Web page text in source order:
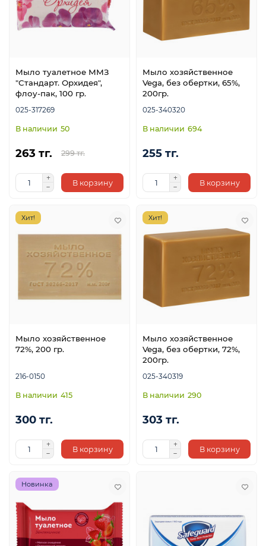
Мыло туалетное ММЗ
"Стандарт. Орхидея",
флоу-пак, 100 гр.
025-317269
50
263 тг. 299 тг.
В корзину
Мыло хозяйственное
Vega, без обертки, 65%,
200гр.
025-340320
694
255 тг.
В корзину
Хит!
Мыло хозяйственное
72%, 200 гр.
216-0150
415
300 тг.
В корзину
Хит!
Мыло хозяйственное
Vega, без обертки, 72%,
200гр.
025-340319
290
303 тг.
В корзину
Новинка